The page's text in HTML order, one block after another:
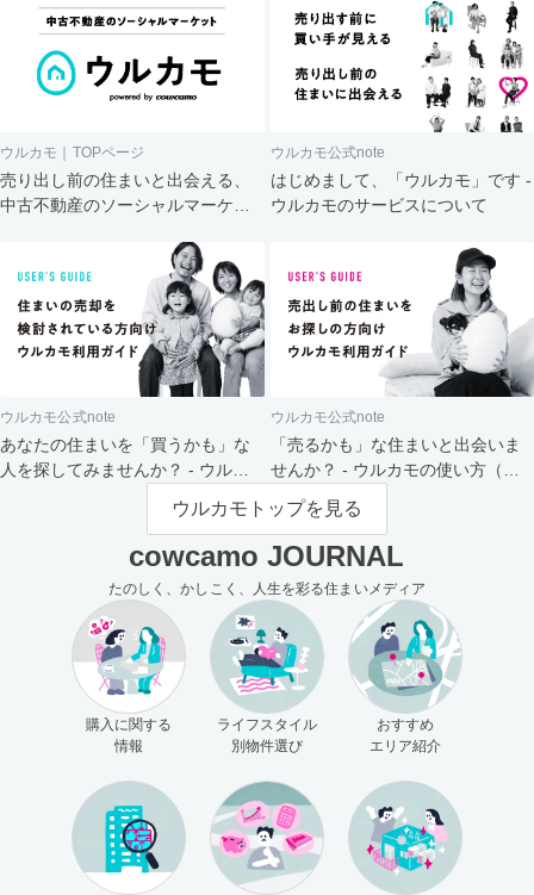
ウルカモ｜TOPページ
売り出し前の住まいと出会える、
中古不動産のソーシャルマーケッ
ウルカモ公式note
はじめまして、「ウルカモ」です -
ウルカモのサービスについて
ウルカモ公式note
あなたの住まいを「買うかも」な
人を探してみませんか？ - ウルカ
ウルカモ公式note
「売るかも」な住まいと出会いま
せんか？ - ウルカモの使い方（買
主さま向け）
ウルカモトップを見る
cowcamo JOURNAL
たのしく、かしこく、人生を彩る住まいメディア
購入に関する
情報
ライフスタイル
別物件選び
おすすめ
エリア紹介